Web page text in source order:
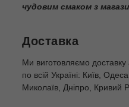
чудовим смаком з
Доставка
Ми виготовляємо доставку
по всій Україні: Київ,
Миколаїв, Дніпро, Кривий